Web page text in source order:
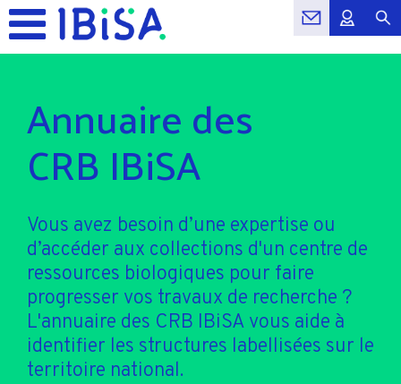
Annuaire des
CRB IBiSA
Vous avez besoin d’une expertise ou
d’accéder aux collections d'un centre de
ressources biologiques pour faire
progresser vos travaux de recherche ?
L'annuaire des CRB IBiSA vous aide à
identifier les structures labellisées sur le
territoire national.